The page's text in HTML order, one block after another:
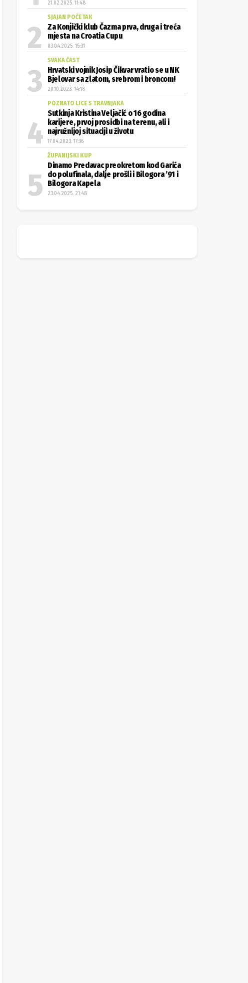
21.02.2025. 11:48
SJAJAN POČETAK
Za Konjički klub Čazma prva, druga i treća
mjesta na Croatia Cupu
03.04.2025. 15:31
SVAKA ČAST
Hrvatski vojnik Josip Čikvar vratio se u NK
Bjelovar sa zlatom, srebrom i broncom!
20.10.2023. 14:18
POZNATO LICE S TRAVNJAKA
Sutkinja Kristina Veljačić o 16 godina
karijere, prvoj prosidbi na terenu, ali i
najružnijoj situaciji u životu
17.04.2023. 17:36
ŽUPANIJSKI KUP
Dinamo Predavac preokretom kod Garića
do polufinala, dalje prošli i Bilogora ’91 i
Bilogora Kapela
23.04.2025. 21:48